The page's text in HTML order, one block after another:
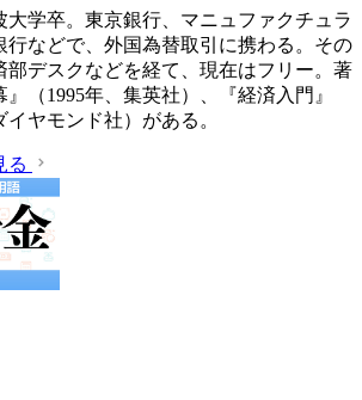
大学卒。東京銀行、マニュファクチュラ
行などで、外国為替取引に携わる。その
部デスクなどを経て、現在はフリー。著
（1995年、集英社）、『経済入門』
イヤモンド社）がある。
る